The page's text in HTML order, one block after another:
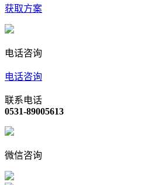
获取方案
电话咨询
电话咨询
联系电话
0531-89005613
微信咨询